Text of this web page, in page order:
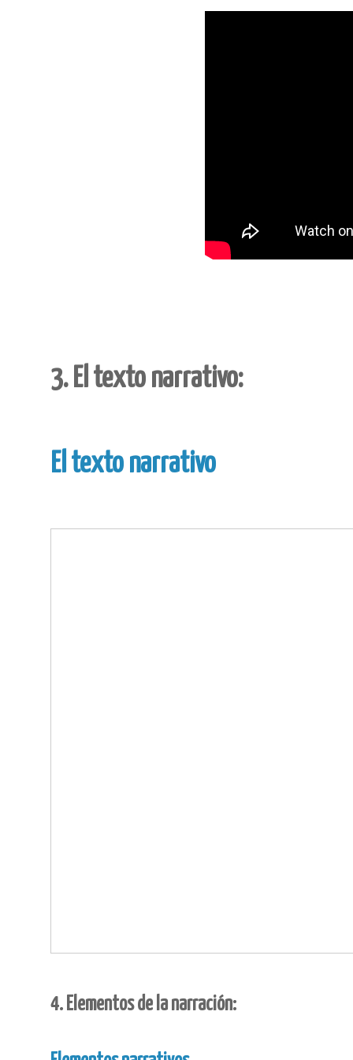
3. El texto narrativo:
El texto narrativo
4. Elementos de la narración: